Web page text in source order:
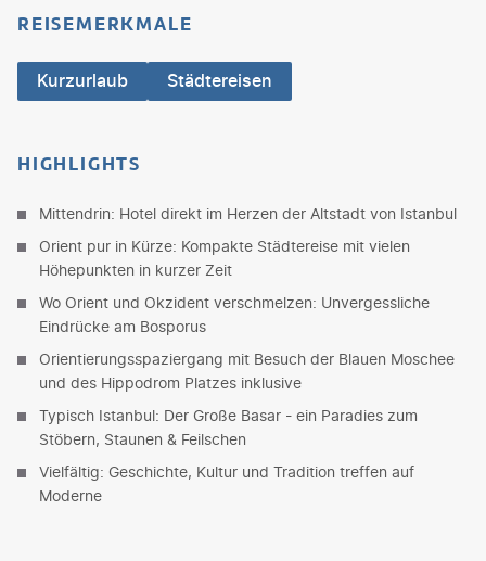
REISEMERKMALE
Kurzurlaub Städtereisen
HIGHLIGHTS
Mittendrin: Hotel direkt im Herzen der Altstadt von Istanbul
Orient pur in Kürze: Kompakte Städtereise mit vielen
Höhepunkten in kurzer Zeit
Wo Orient und Okzident verschmelzen: Unvergessliche
Eindrücke am Bosporus
Orientierungsspaziergang mit Besuch der Blauen Moschee
und des Hippodrom Platzes inklusive
Typisch Istanbul: Der Große Basar - ein Paradies zum
Stöbern, Staunen & Feilschen
Vielfältig: Geschichte, Kultur und Tradition treffen auf
Moderne